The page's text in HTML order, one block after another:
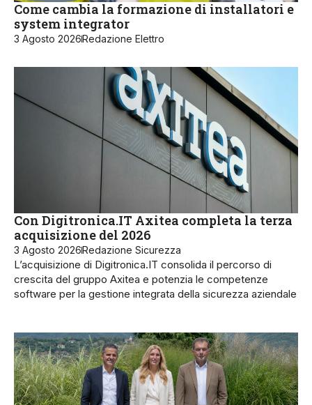
Come cambia la formazione di installatori e
system integrator
3 Agosto 2026Redazione Elettro
Con Digitronica.IT Axitea completa la terza
acquisizione del 2026
3 Agosto 2026Redazione Sicurezza
L’acquisizione di Digitronica.IT consolida il percorso di
crescita del gruppo Axitea e potenzia le competenze
software per la gestione integrata della sicurezza aziendale